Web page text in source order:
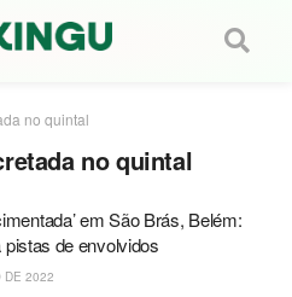
no quintal
no quintal
em São Brás, Belém:
de envolvidos
DE 2022